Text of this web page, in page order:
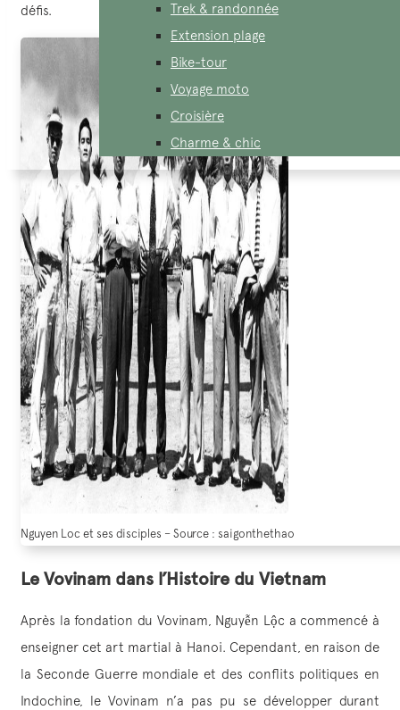
Trek & randonnée
Extension plage
Bike-tour
Voyage moto
Croisière
Charme & chic
défis.
Nguyen Loc et ses disciples – Source : saigonthethao
Le Vovinam dans l’Histoire du Vietnam
Après la fondation du Vovinam, Nguyễn Lộc a commencé à
enseigner cet art martial à Hanoi. Cependant, en raison de
la Seconde Guerre mondiale et des conflits politiques en
Indochine, le Vovinam n’a pas pu se développer durant